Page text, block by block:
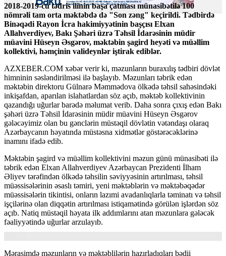
2018-2019-cu tədris ilinin başa çatması münasibətilə 100
nömrəli tam orta məktəbdə də "Son zəng" keçirildi. Tədbirdə
Binəqədi Rayon İcra hakimiyyətinin başçısı Elxan
Allahverdiyev, Bakı Şəhəri üzrə Təhsil İdarəsinin müdir
müavini Hüseyn Əsgərov, məktəbin şagird heyəti və müəllim
kollektivi, həmçinin valideynlər iştirak ediblər.
AZXEBER.COM xəbər verir ki, məzunların buraxılış tədbiri dövlət
himninin səsləndirilməsi ilə başlayıb. Məzunları təbrik edən
məktəbin direktoru Gülnarə Məmmədova ölkədə təhsil sahəsindəki
inkişafdan, aparılan islahatlardan söz açıb, məktəb kollektivinin
qazandığı uğurlar barədə məlumat verib. Daha sonra çıxış edən Bakı
şəhəri üzrə Təhsil İdarəsinin müdir müavini Hüseyn Əsgərov
gələcəyimiz olan bu gənclərin müstəqil dövlətin vətəndaşı olaraq
Azərbaycanın həyatında müstəsna xidmətlər göstərəcəklərinə
inamını ifadə edib.
Məktəbin şagird və müəllim kollektivini məzun günü münasibəti ilə
təbrik edən Elxan Allahverdiyev Azərbaycan Prezidenti İlham
Əliyev tərəfindən ölkədə təhsilin səviyyəsinin artırılması, təhsil
müəssisələrinin əsaslı təmiri, yeni məktəblərin və məktəbəqədər
müəssisələrin tikintisi, onların lazımi avadanlıqlarla təminatı və təhsil
işçilərinə olan diqqətin artırılması istiqamətində görülən işlərdən söz
açıb. Natiq müstəqil həyata ilk addımlarını atan məzunlara gələcək
fəaliyyətində uğurlar arzulayıb.
Mərasimdə məzunların və məktəblilərin hazırladıqları bədii